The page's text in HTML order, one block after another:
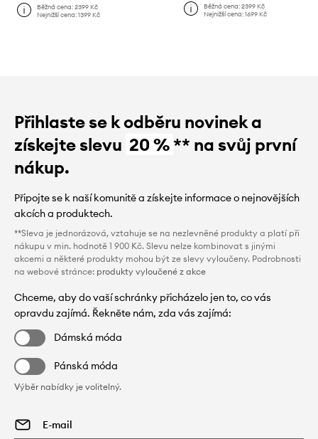
Běžná cena:2399 Kč
Nejnižší cena:1399 Kč
Běžná cena: 2399 Kč
Nejnižší cena: 1699 Kč
Přihlaste se k odběru novinek a
získejte slevu 20 %** na svůj první
nákup.
Připojte se k naší komunitě a získejte informace o nejnovějších
akcích a produktech.
**Sleva je jednorázová, vztahuje se na nezlevněné produkty a platí při
nákupu v min. hodnotě 1 900 Kč. Slevu nelze kombinovat s jinými
akcemi a některé produkty mohou být ze slevy vyloučeny. Podrobnosti
na webové stránce: produkty vyloučené z akce
Chceme, aby do vaší schránky přicházelo jen to, co vás
opravdu zajímá. Řekněte nám, zda vás zajímá:
Dámská móda
Pánská móda
Výběr nabídky je volitelný.